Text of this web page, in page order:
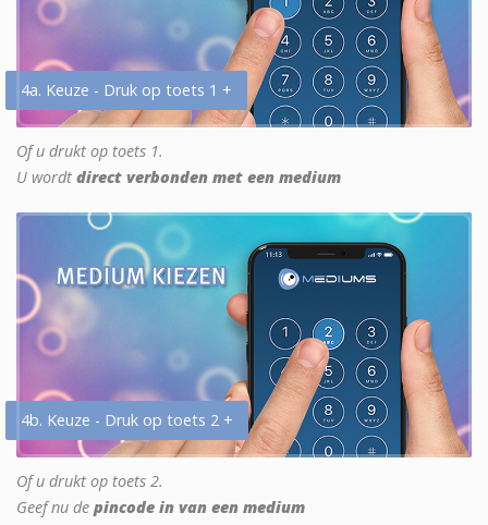
4a. Keuze - Druk op toets 1 +
Of u drukt op toets 1.
U wordt direct verbonden met een medium
4b. Keuze - Druk op toets 2 +
Of u drukt op toets 2.
Geef nu de pincode in van een medium